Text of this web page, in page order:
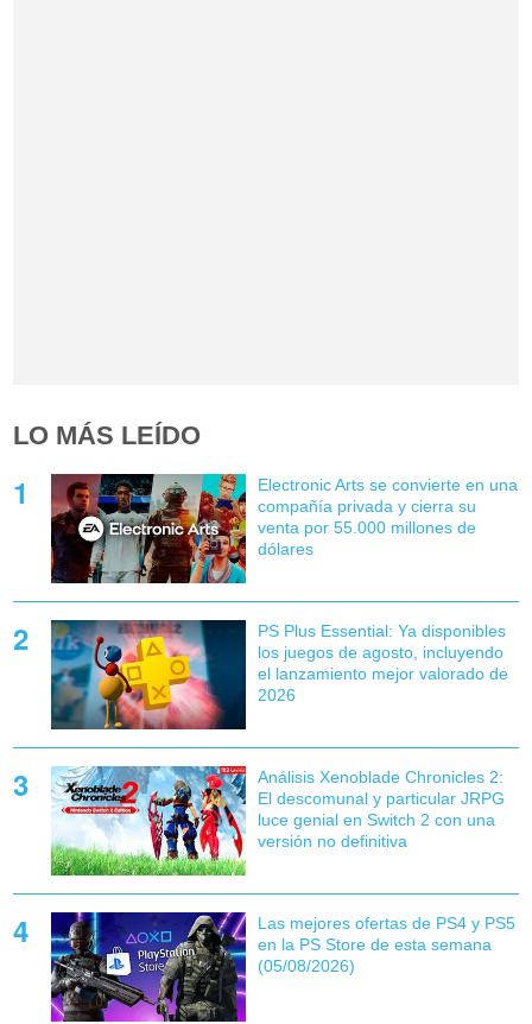
LO MÁS LEÍDO
Electronic Arts se convierte en una
compañía privada y cierra su
venta por 55.000 millones de
dólares
PS Plus Essential: Ya disponibles
los juegos de agosto, incluyendo
el lanzamiento mejor valorado de
2026
Análisis Xenoblade Chronicles 2:
El descomunal y particular JRPG
luce genial en Switch 2 con una
versión no definitiva
Las mejores ofertas de PS4 y PS5
en la PS Store de esta semana
(05/08/2026)